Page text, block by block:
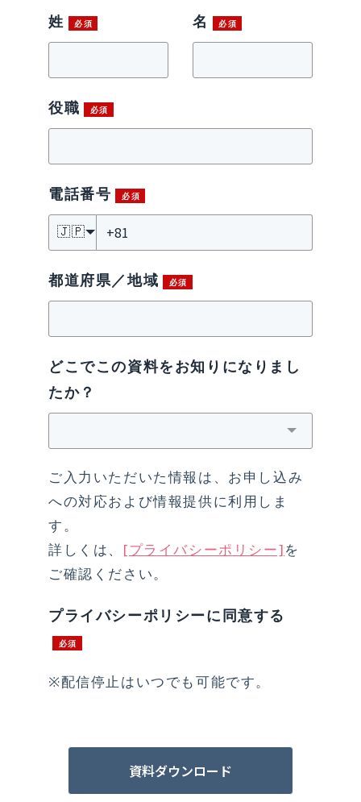
姓 名
役職
電話番号
🇯🇵
都道府県／地域
どこでこの資料をお知りになりまし
たか？
ご入力いただいた情報は、お申し込み
への対応および情報提供に利用しま
す。
詳しくは、 [プライバシーポリシー]を
ご確認ください。
プライバシーポリシーに同意する
※配信停止はいつでも可能です。
資料ダウンロード